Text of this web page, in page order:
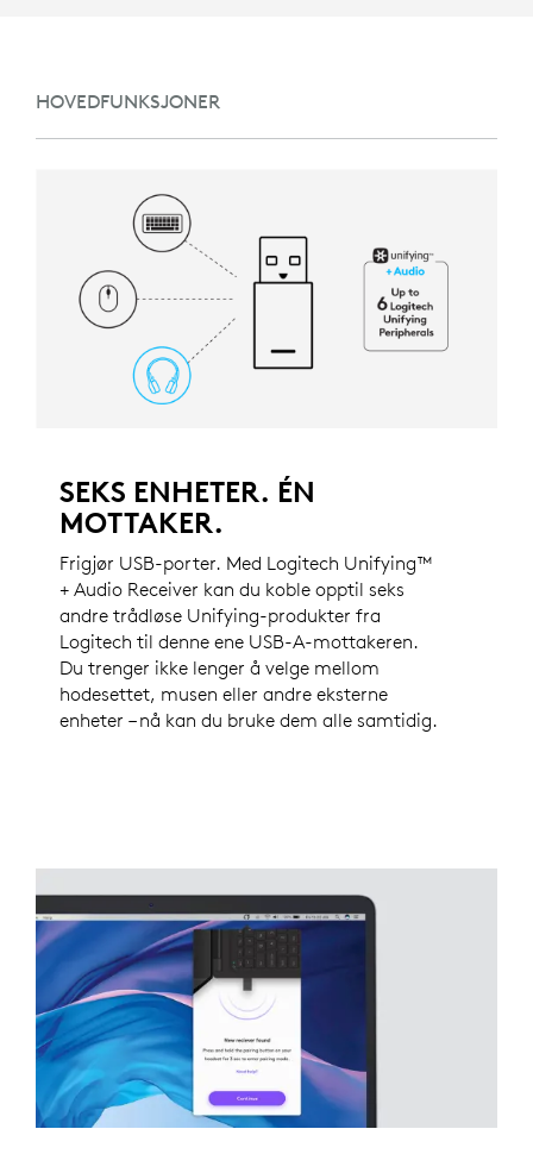
HOVEDFUNKSJONER
SEKS ENHETER. ÉN
MOTTAKER.
Frigjør USB-porter. Med Logitech Unifying™
+ Audio Receiver kan du koble opptil seks
andre trådløse Unifying-produkter fra
Logitech til denne ene USB-A-mottakeren.
Du trenger ikke lenger å velge mellom
hodesettet, musen eller andre eksterne
enheter – nå kan du bruke dem alle samtidig.